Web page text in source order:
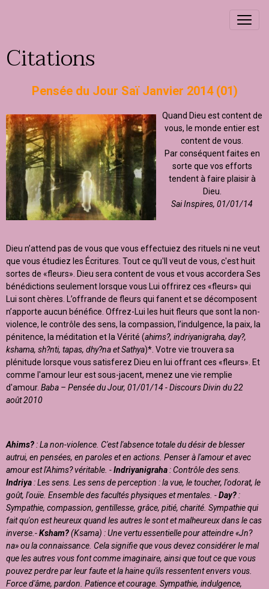
Citations
Pensée du Jour Saï Janvier 2014 (01)
Quand Dieu est content de
vous, le monde entier est
content de vous.
Par conséquent faites en
sorte que vos efforts
tendent à faire plaisir à
Dieu.
Sai Inspires, 01/01/14
Dieu n’attend pas de vous que vous effectuiez des rituels ni ne veut
que vous étudiez les Écritures. Tout ce qu'Il veut de vous, c'est huit
sortes de «fleurs». Dieu sera content de vous et vous accordera Ses
bénédictions seulement lorsque vous Lui offrirez ces «fleurs» qui
Lui sont chères. L’offrande de fleurs qui fanent et se décomposent
n’apporte aucun bénéfice. Offrez-Lui les huit fleurs que sont la non-
violence, le contrôle des sens, la compassion, l’indulgence, la paix, la
pénitence, la méditation et la Vérité (ahims?, indriyanigraha, day?,
kshama, sh?nti, tapas, dhy?na et Sathya)*. Votre vie trouvera sa
plénitude lorsque vous satisferez Dieu en lui offrant ces «fleurs». Et
comme l'amour leur est sous-jacent, menez une vie remplie
d'amour. Baba – Pensée du Jour, 01/01/14 -Discours Divin du 22
août 2010
Ahims? : La non-violence. C'est l'absence totale du désir de blesser
autrui, en pensées, en paroles et en actions. Penser à l'amour et avec
amour est l'Ahims? véritable. -Indriyanigraha : Contrôle des sens.
Indriya : Les sens. Les sens de perception : la vue, le toucher, l'odorat, le
goût, l'ouïe. Ensemble des facultés physiques et mentales. -Day? :
Sympathie, compassion, gentillesse, grâce, pitié, charité. Sympathie qui
fait qu'on est heureux quand les autres le sont et malheureux dans le cas
inverse.-Ksham?(Ksama) : Une vertu essentielle pour atteindre «Jn?
na» ou la connaissance. Cela signifie que vous devez considérer le mal
que les autres vous font comme imaginaire, ainsi que tout ce que vous
pouvez perdre par leur faute et la haine qu'ils ressentent envers vous.
Force d'âme, pardon. Patience et courage. Sympathie, indulgence,